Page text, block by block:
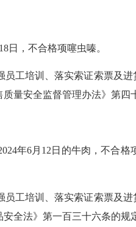
日，不合格项噻虫嗪。
工培训、落实索证索票及
量安全监督管理办法》第四
年6月12日的牛肉，不合
工培训、落实索证索票及
全法》第一百三十六条的规